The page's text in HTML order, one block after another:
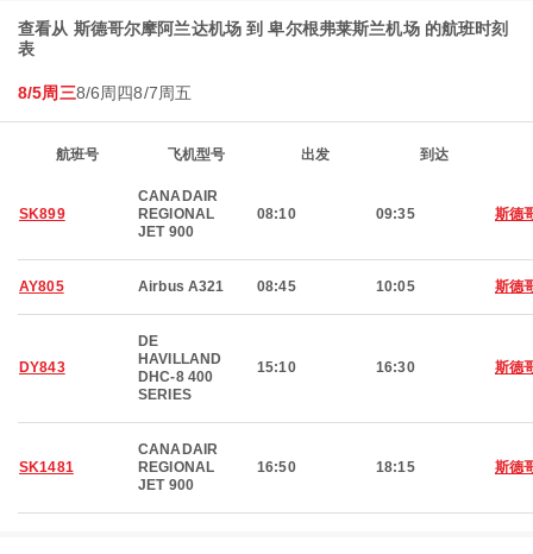
查看从 斯德哥尔摩阿兰达机场 到 卑尔根弗莱斯兰机场 的航班时刻
表
8/5周三8/6周四8/7周五
航班号 飞机型号 出发 到达
SK899
CANADAIR
REGIONAL
JET 900
08:10 09:35 斯德
AY805 Airbus A321 08:45 10:05 斯德
DY843
DE
HAVILLAND
DHC-8 400
SERIES
15:10 16:30 斯德
SK1481
CANADAIR
REGIONAL
JET 900
16:50 18:15 斯德